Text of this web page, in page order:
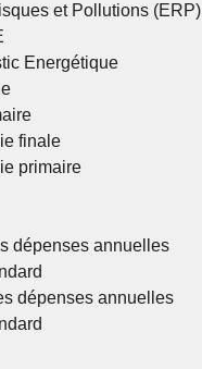
et Pollutions (ERP)
Energétique
finale
primaire
dépenses annuelles
dépenses annuelles